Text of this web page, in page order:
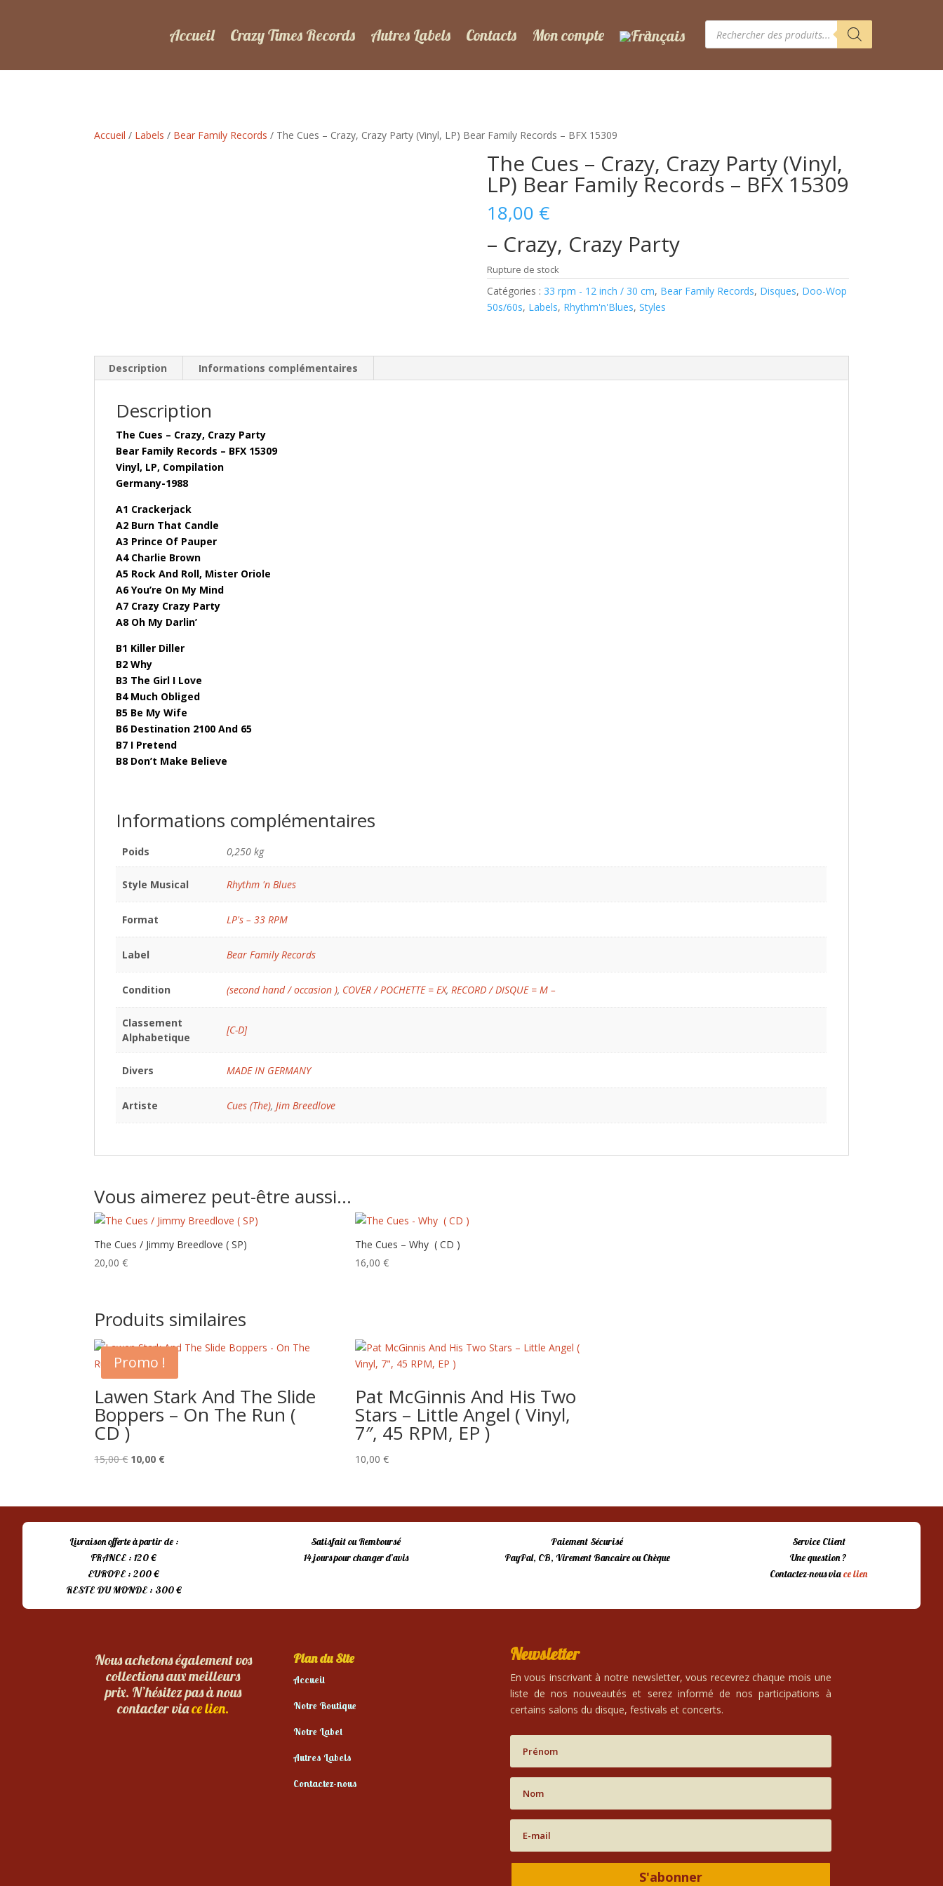
Accueil Crazy Times Records Autres Labels Contacts Mon compte
Recherche
produits
Accueil / Labels / Bear Family Records / The Cues – Crazy, Crazy Party (Vinyl, LP) Bear Family Records – BFX 15309
The Cues – Crazy, Crazy Party (Vinyl,
LP) Bear Family Records – BFX 15309
18,00 €
– Crazy, Crazy Party
Rupture de stock
Catégories : 33 rpm - 12 inch / 30 cm, Bear Family Records, Disques, Doo-Wop
50s/60s, Labels, Rhythm'n'Blues, Styles
Description Informations complémentaires
Description
The Cues – Crazy, Crazy Party
Bear Family Records – BFX 15309
Vinyl, LP, Compilation
Germany-1988
A1 Crackerjack
A2 Burn That Candle
A3 Prince Of Pauper
A4 Charlie Brown
A5 Rock And Roll, Mister Oriole
A6 You’re On My Mind
A7 Crazy Crazy Party
A8 Oh My Darlin’
B1 Killer Diller
B2 Why
B3 The Girl I Love
B4 Much Obliged
B5 Be My Wife
B6 Destination 2100 And 65
B7 I Pretend
B8 Don’t Make Believe
Informations complémentaires
Poids 0,250 kg
Style Musical Rhythm 'n Blues
Format LP's – 33 RPM
Label Bear Family Records
Condition (second hand / occasion ), COVER / POCHETTE = EX,RECORD / DISQUE = M –
Classement
Alphabetique
[C-D]
Divers MADE IN GERMANY
Artiste Cues (The),Jim Breedlove
Vous aimerez peut-être aussi…
The Cues / Jimmy Breedlove ( SP)
20,00€
The Cues – Why ( CD )
16,00 €
Produits similaires
Promo !
Lawen Stark And The Slide
Boppers – On The Run (
CD )
15,00€ Le
était :
15,00 €.
10,00 €Le
est :
10,00 €.
Pat McGinnis And His Two
Stars – Little Angel ( Vinyl,
7″, 45 RPM, EP )
10,00 €
Livraison offerte à partir de :
FRANCE : 120 €
EUROPE : 200 €
RESTE DU MONDE : 300 €
Satisfait ou Remboursé
14 jours pour changer d’avis
Paiement Sécurisé
PayPal, CB, Virement Bancaire ou Chèque
Service Client
Une question ?
Contactez-nous viace lien
Nous achetons également vos
collections aux meilleurs
prix. N’hésitez pas à nous
contacter viace lien.
Plan du Site
Accueil
Notre Boutique
Notre Label
Autres Labels
Contactez-nous
Newsletter
En vous inscrivant à notre newsletter, vous recevrez chaque mois une
liste de nos nouveautés et serez informé de nos participations à
certains salons du disque, festivals et concerts.
S'abonner